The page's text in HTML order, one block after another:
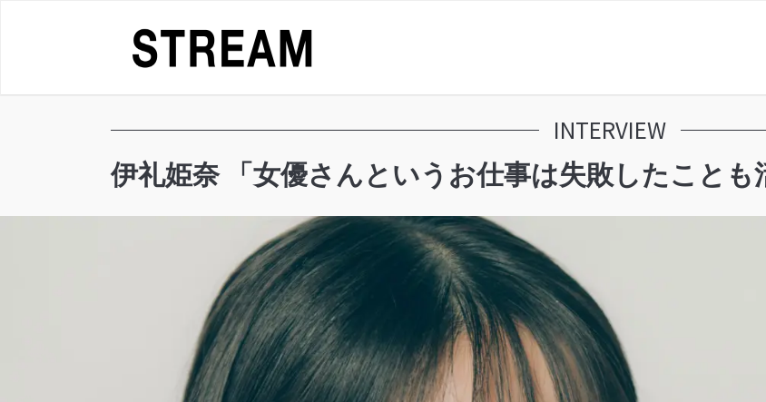
INTERVIEW
伊礼姫奈 「女優さんというお仕事は失敗したことも